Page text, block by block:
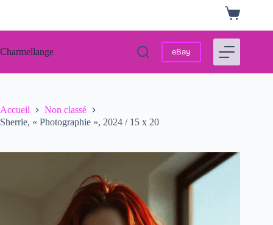
Panier
d’achat
Charmellange eBay
Accueil
Non classé
Sherrie, « Photographie », 2024 / 15 x 20